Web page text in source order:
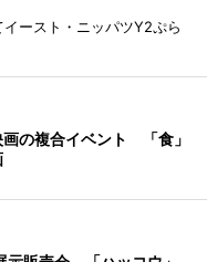
ースト・ニッパツY2ぷら
の複合イベント 「食」